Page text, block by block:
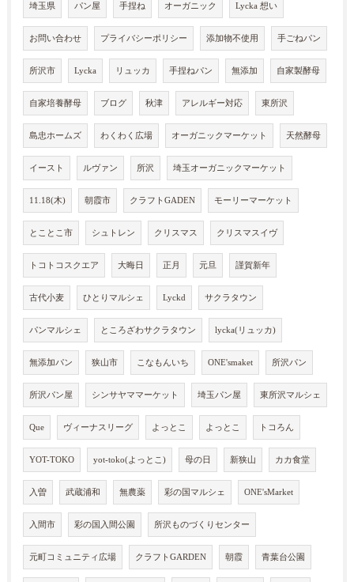
埼玉県 パン屋 手捏ね オーガニック Lycka 想い
お問い合わせ プライバシーポリシー 添加物不使用 手ごねパン
所沢市 Lycka リュッカ 手捏ねパン 無添加 自家製酵母
自家培養酵母 ブログ 秋津 アレルギー対応 東所沢
島忠ホームズ わくわく広場 オーガニックマーケット 天然酵母
イースト ルヴァン 所沢 埼玉オーガニックマーケット
11.18(木) 朝霞市 クラフトGADEN モーリーマーケット
とことこ市 シュトレン クリスマス クリスマスイヴ
トコトコスクエア 大晦日 正月 元旦 謹賀新年
古代小麦 ひとりマルシェ Lyckd サクラタウン
パンマルシェ ところざわサクラタウン lycka(リュッカ)
無添加パン 狭山市 こなもんいち ONE'smaket 所沢パン
所沢パン屋 シンサヤママーケット 埼玉パン屋 東所沢マルシェ
Que ヴィーナスリーグ よっとこ よっとこ トコろん
YOT-TOKO yot-toko(よっとこ) 母の日 新狭山 カカ食堂
入曽 武蔵浦和 無農薬 彩の国マルシェ ONE'sMarket
入間市 彩の国入間公園 所沢ものづくりセンター
元町コミュニティ広場 クラフトGARDEN 朝霞 青葉台公園